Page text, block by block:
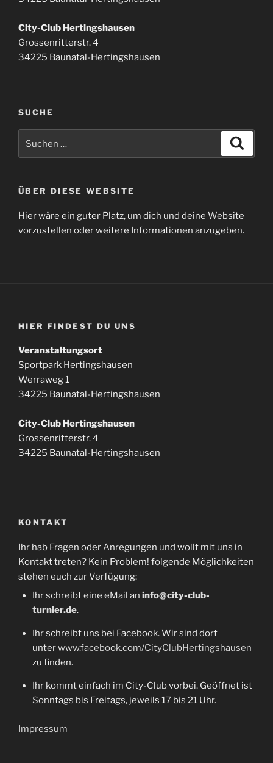
City-Club Hertingshausen
Grossenritterstr. 4
34225 Baunatal-Hertingshausen
SUCHE
nach:
ÜBER DIESE WEBSITE
Hier wäre ein guter Platz, um dich und deine Website
vorzustellen oder weitere Informationen anzugeben.
HIER FINDEST DU UNS
Veranstaltungsort
Sportpark Hertingshausen
Werraweg 1
34225 Baunatal-Hertingshausen
City-Club Hertingshausen
Grossenritterstr. 4
34225 Baunatal-Hertingshausen
KONTAKT
Ihr hab Fragen oder Anregungen und wollt mit uns in
Kontakt treten? Kein Problem! folgende Möglichkeiten
stehen euch zur Verfügung:
Ihr schreibt eine eMail an info@city-club-
turnier.de.
Ihr schreibt uns bei Facebook. Wir sind dort
unterwww.facebook.com/CityClubHertingshausen
zu finden.
Ihr kommt einfach im City-Club vorbei. Geöffnet ist
Sonntags bis Freitags, jeweils 17 bis 21 Uhr.
Impressum